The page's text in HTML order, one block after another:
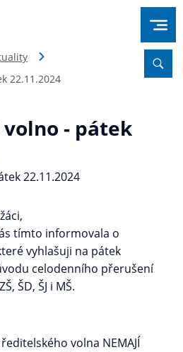
22.11.2024
- pátek
22.11.2024
tímto informovala o
vyhlašuji na pátek
celodenního přerušení
ŠD, ŠJ i MŠ.
volna NEMAJÍ